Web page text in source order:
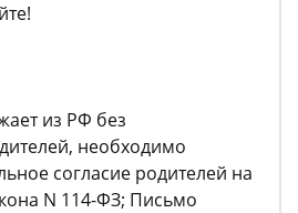
из РФ без
необходимо
согласие родителей на
N 114-ФЗ; Письмо